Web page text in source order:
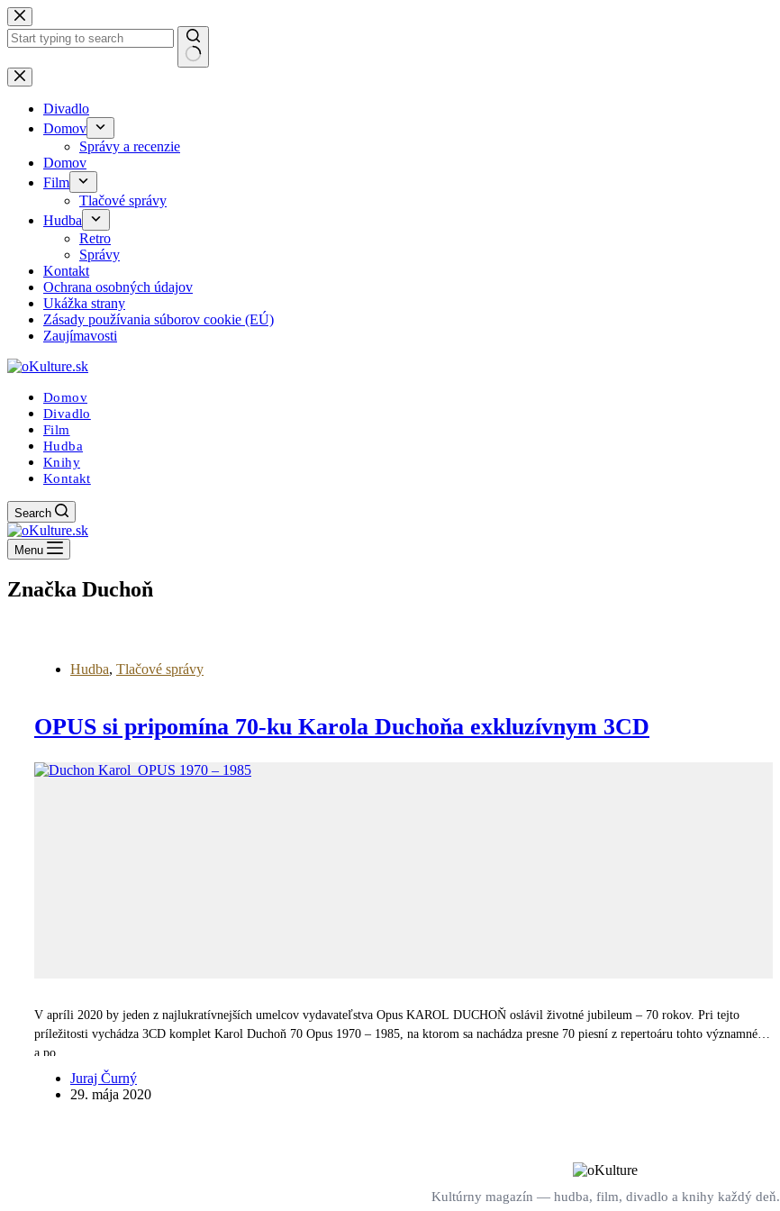
Skip
to
content
No
results
Divadlo
Domov
Správy a recenzie
Domov
Film
Tlačové správy
Hudba
Retro
Správy
Kontakt
Ochrana osobných údajov
Ukážka strany
Zásady používania súborov cookie (EÚ)
Zaujímavosti
Domov
Divadlo
Film
Hudba
Knihy
Kontakt
Search
Menu
Značka Duchoň
Hudba, Tlačové správy
OPUS si pripomína 70-ku Karola Duchoňa exkluzívnym 3CD
V apríli 2020 by jeden z najlukratívnejších umelcov vydavateľstva Opus KAROL DUCHOŇ oslávil životné jubileum – 70 rokov. Pri tejto
príležitosti vychádza 3CD komplet Karol Duchoň 70 Opus 1970 – 1985, na ktorom sa nachádza presne 70 piesní z repertoáru tohto významného
a po…
Juraj Čurný
29. mája 2020
Kultúrny magazín — hudba, film, divadlo a knihy každý deň.